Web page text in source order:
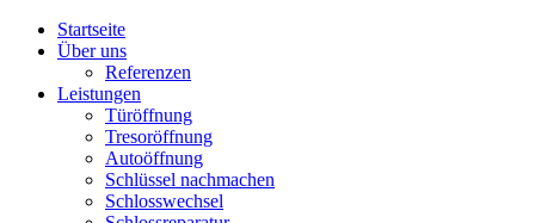
Startseite
Über uns
Referenzen
Leistungen
Türöffnung
Tresoröffnung
Аutoöffnung
Schlüssel nachmachen
Schlosswechsel